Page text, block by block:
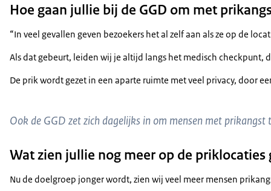
Hoe gaan jullie bij de GGD om met
“In veel gevallen geven bezoekers het al zelf aan als ze op de
Als dat gebeurt, leiden wij je altijd langs het medisch
De prik wordt gezet in een aparte ruimte met veel privacy, door
Ook de GGD zet zich dagelijks in om mensen met
Wat zien jullie nog meer op de priklocaties
Nu de doelgroep jonger wordt, zien wij veel meer mensen